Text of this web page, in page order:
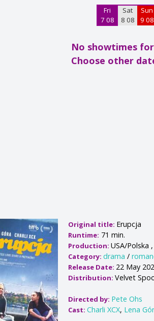
Fri
7 08
Sat
8 08
Sun
9 08
No showtimes
Choose other
Original title: Erupcja
Runtime: 71 min.
Production:USA/Polska
Category:drama /
Release Date: 22 May
Distribution:Velvet
Directed by: Pete Ohs
Cast:Charli XCX, Lena